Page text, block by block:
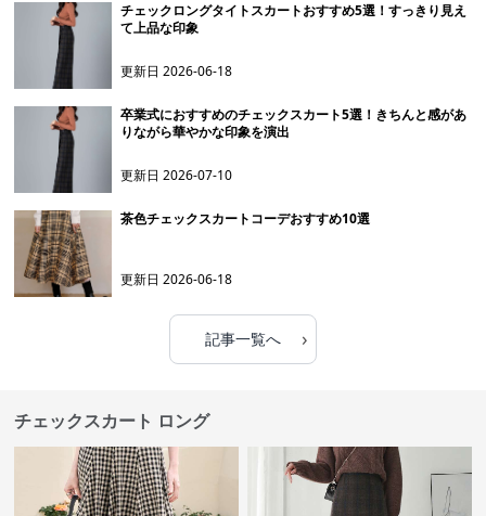
チェックロングタイトスカートおすすめ5選！すっきり見え
て上品な印象
更新日2026-06-18
卒業式におすすめのチェックスカート5選！きちんと感があ
りながら華やかな印象を演出
更新日2026-07-10
茶色チェックスカートコーデおすすめ10選
更新日2026-06-18
記事一覧へ ›
チェックスカート ロング